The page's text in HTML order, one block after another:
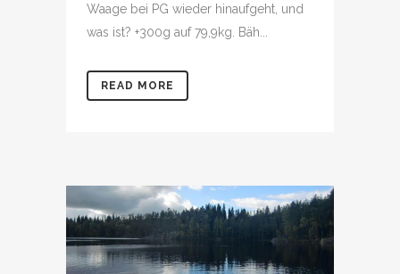
Waage bei PG wieder hinaufgeht, und
was ist? +300g auf 79,9kg. Bäh...
READ MORE